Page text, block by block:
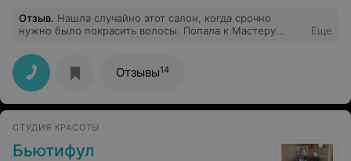
Отзыв. Нашла случайно этот салон, когда срочно
нужно было покрасить волосы. Попала к Мастеру
роман
Еще
Отзывы14
СТУДИЯ КРАСОТЫ
Бьютифул